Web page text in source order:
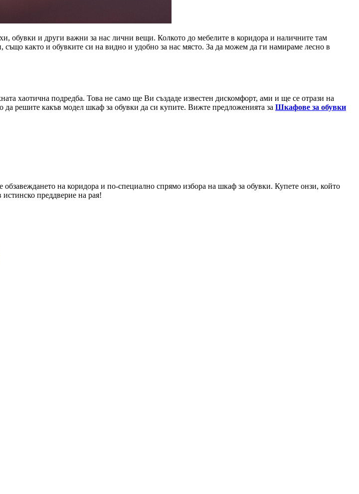
обувки и други важни за нас лични вещи. Колкото до мебелите в коридора и наличните там
както и обувките си на видно и удобно за нас място. За да можем да ги намираме лесно в
хаотична подредба. Това не само ще Ви създаде известен дискомфорт, ами и ще се отрази на
решите какъв модел шкаф за обувки да си купите. Вижте предложенията за Шкафове за обувки
на коридора и по-специално спрямо избора на шкаф за обувки. Купете онзи, който
преддверие на рая!